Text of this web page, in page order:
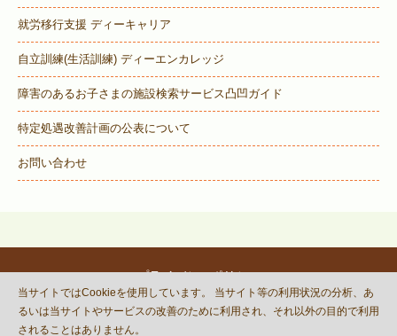
就労移行支援 ディーキャリア
自立訓練(生活訓練) ディーエンカレッジ
障害のあるお子さまの施設検索サービス凸凹ガイド
特定処遇改善計画の公表について
お問い合わせ
プライバシーポリシー
© DECOBOCO BASE Co.,Ltd.
当サイトではCookieを使用しています。 当サイト等の利用状況の分析、あ
るいは当サイトやサービスの改善のために利用され、それ以外の目的で利用
されることはありません。